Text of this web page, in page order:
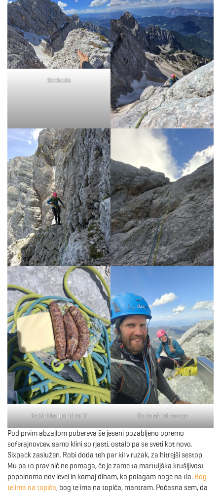
Svoboda
Kakšni karbohidrati? Še daleč od zmage
Pod prvim abzajlom pobereva še jeseni pozabljeno opremo
soferajnovcev, samo klini so rjasti, ostalo pa se sveti kot novo.
Sixpack zaslužen. Robi doda teh par kil v ruzak, za hitrejši sestop.
Mu pa to prav nič ne pomaga, če je zame ta martuljška krušljivost
popolnoma nov level in komaj diham, ko polagam noge na tla. Bog
te ima na topiča, bog te ima na topiča, mantram. Počasna sem, da